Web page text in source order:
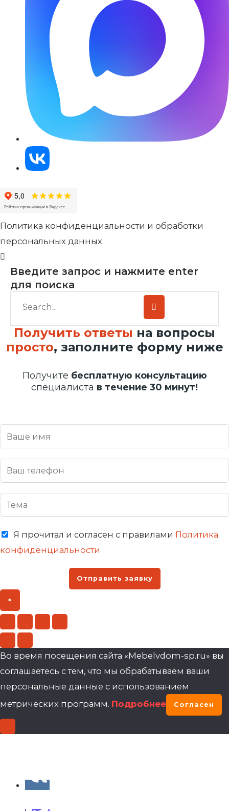
Политика конфиденциальности и обработки
персональных данных.
Введите запрос и нажмите enter
для поиска
Получить ответы на вопросы
просто, заполните форму ниже
Получите бесплатную консультацию
специалиста в течение 30 минут!
Я прочитал и согласен с правилами Политика
конфиденциальности
Отправить заявку
×
Во время посещения сайта «Mebelvdom-sp.ru» вы
соглашаетесь с тем, что мы обрабатываем ваши
персональные данные с использованием
метрических программ. Подробнее Согласен